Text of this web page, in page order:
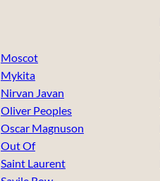
Moscot
Mykita
Nirvan Javan
Oliver Peoples
Oscar Magnuson
Out Of
Saint Laurent